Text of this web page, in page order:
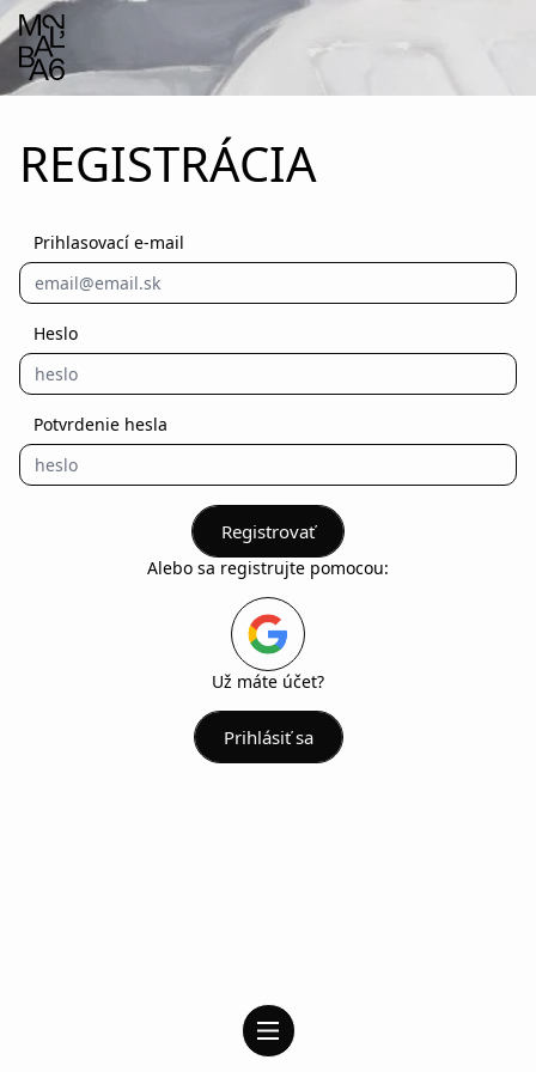
REGISTRÁCIA
Prihlasovací e-mail
Heslo
Potvrdenie hesla
Registrovať
Alebo sa registrujte pomocou:
Už máte účet?
Prihlásiť sa